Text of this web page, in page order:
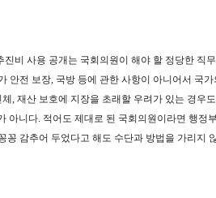
비 사용 공개는 국회의원이 해야 할 정당한 직
안전 보장, 국방 등에 관한 사항이 아니어서 국
, 재산 보호에 지장을 초래할 우려가 있는 경우
아니다. 적어도 제대로 된 국회의원이라면 행정
꽁 감추어 두었다고 해도 수단과 방법을 가리지